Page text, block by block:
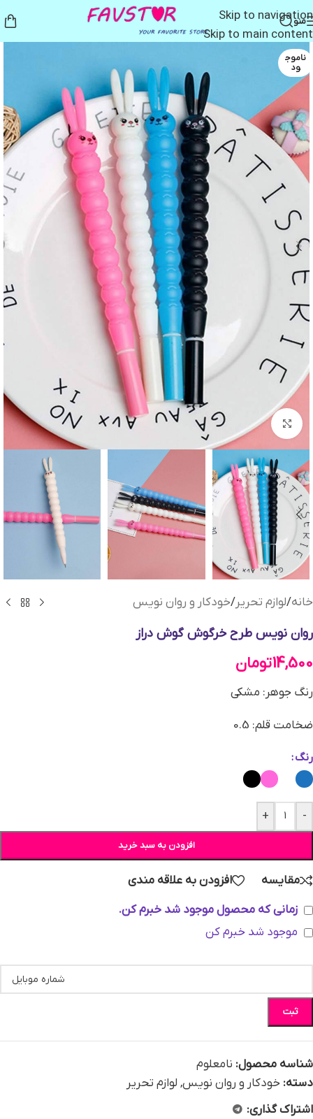
Skip to navigation
Skip to main content
منو
ناموج
ود
بزرگنمایی تصویر
خانه/لوازم تحریر/خودکار و روان نویس
روان نویس طرح خرگوش گوش دراز
14,500تومان
رنگ جوهر: مشکی
ضخامت قلم: 0.5
رنگ
-
+
افزودن به سبد خرید
مقایسه
افزودن به علاقه مندی
زمانی که محصول موجود شد خبرم کن.
موجود شد خبرم کن
ثبت
شناسه محصول: نامعلوم
دسته: خودکار و روان نویس, لوازم تحریر
اشتراک گذاری: